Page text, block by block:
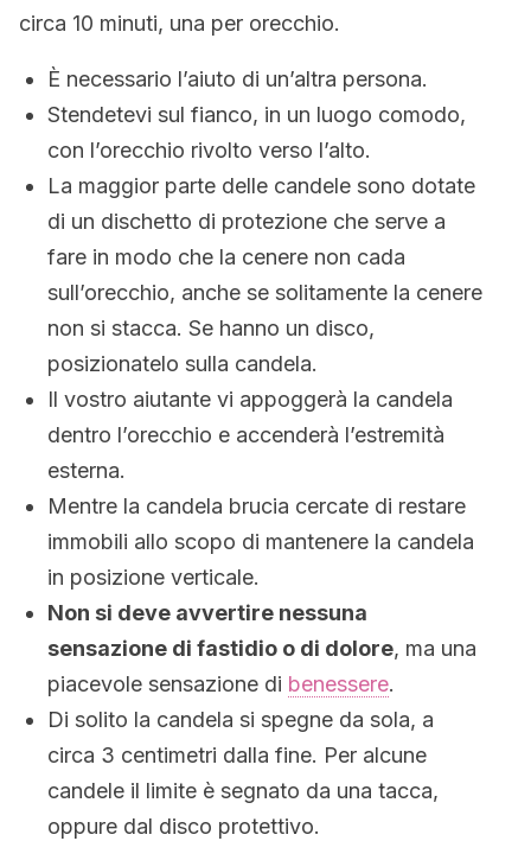
circa 10 minuti, una per orecchio.
È necessario l’aiuto di un’altra persona.
Stendetevi sul fianco, in un luogo comodo,
con l’orecchio rivolto verso l’alto.
La maggior parte delle candele sono dotate
di un dischetto di protezione che serve a
fare in modo che la cenere non cada
sull’orecchio, anche se solitamente la cenere
non si stacca. Se hanno un disco,
posizionatelo sulla candela.
Il vostro aiutante vi appoggerà la candela
dentro l’orecchio e accenderà l’estremità
esterna.
Mentre la candela brucia cercate di restare
immobili allo scopo di mantenere la candela
in posizione verticale.
Non si deve avvertire nessuna
sensazione di fastidio o di dolore, ma una
piacevole sensazione di benessere.
Di solito la candela si spegne da sola, a
circa 3 centimetri dalla fine. Per alcune
candele il limite è segnato da una tacca,
oppure dal disco protettivo.